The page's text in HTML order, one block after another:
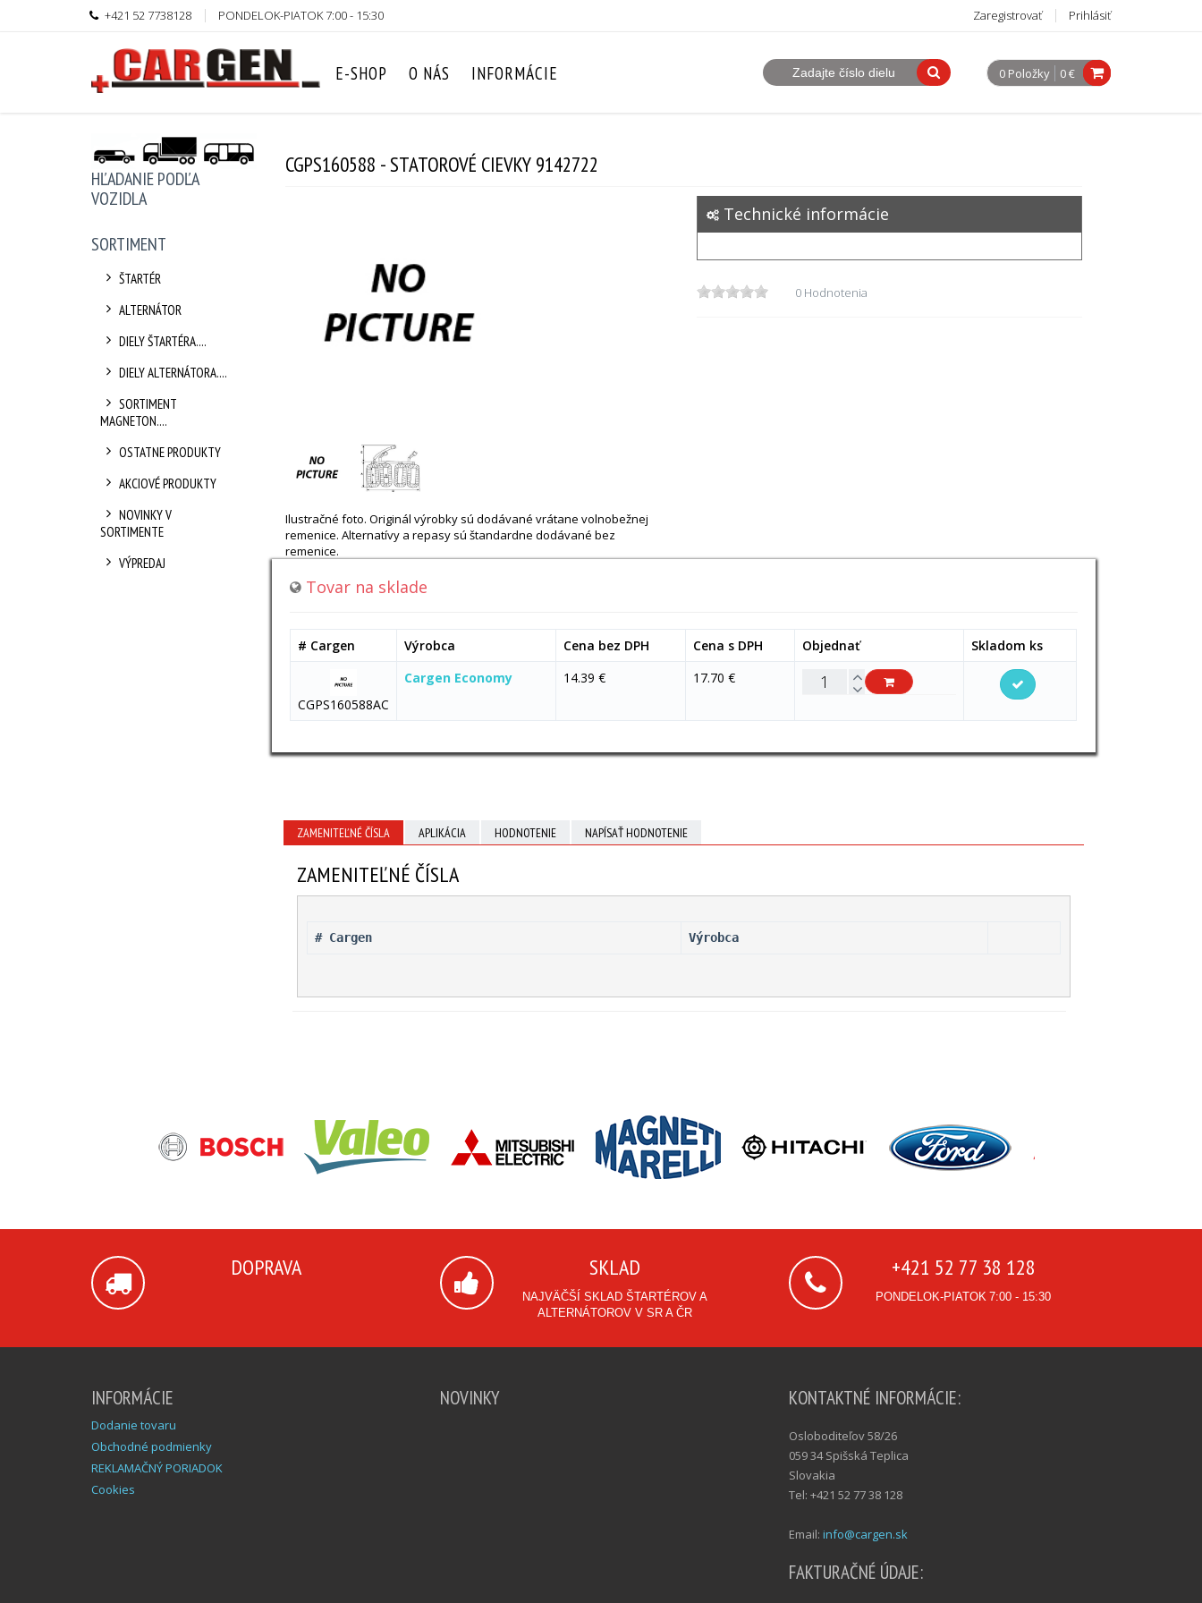
+421 52 7738128 PONDELOK-PIATOK 7:00 - 15:30 Zaregistrovať Prihlásiť
0 Položky 0 €
E-SHOP O NÁS INFORMÁCIE
HĽADANIE PODĽA
VOZIDLA
SORTIMENT
ŠTARTÉR
ALTERNÁTOR
DIELY ŠTARTÉRA....
DIELY ALTERNÁTORA....
SORTIMENT
MAGNETON....
OSTATNE PRODUKTY
AKCIOVÉ PRODUKTY
NOVINKY V
SORTIMENTE
VÝPREDAJ
CGPS160588 - STATOROVÉ CIEVKY 9142722
Ilustračné foto. Originál výrobky sú dodávané vrátane volnobežnej
remenice. Alternatívy a repasy sú štandardne dodávané bez
remenice.
Technické informácie
0 Hodnotenia
Tovar na sklade
# Cargen Výrobca Cena bez DPH Cena s DPH Objednať Skladom ks
CGPS160588AC
Cargen Economy 14.39 € 17.70 €
ZAMENITEĽNÉ ČÍSLA APLIKÁCIA HODNOTENIE NAPÍSAŤ HODNOTENIE
ZAMENITEĽNÉ ČÍSLA
# Cargen Výrobca
DOPRAVA SKLAD
NAJVÄČŠÍ SKLAD ŠTARTÉROV A
ALTERNÁTOROV V SR A ČR
+421 52 77 38 128
PONDELOK-PIATOK 7:00 - 15:30
INFORMÁCIE
Dodanie tovaru
Obchodné podmienky
REKLAMAČNÝ PORIADOK
Cookies
NOVINKY KONTAKTNÉ INFORMÁCIE:
Osloboditeľov 58/26
059 34 Spišská Teplica
Slovakia
Tel: +421 52 77 38 128
Email: info@cargen.sk
FAKTURAČNÉ ÚDAJE: